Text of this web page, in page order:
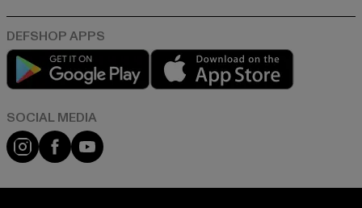
Play market
Instagram
FacebookYouTube